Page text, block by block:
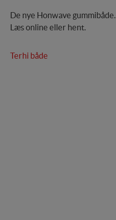
De nye Honwave gummibåde.
Læs online eller hent.
Terhi både